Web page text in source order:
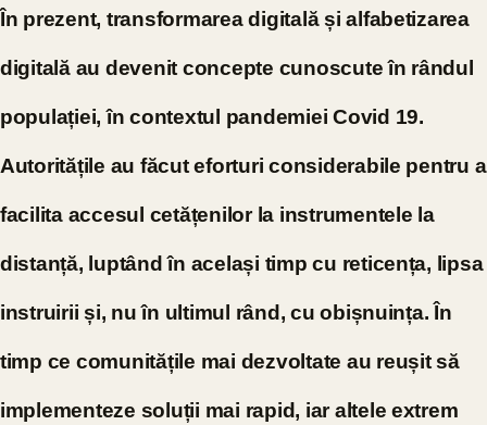
În prezent, transformarea digitală și alfabetizarea
digitală au devenit concepte cunoscute în rândul
populației, în contextul pandemiei Covid 19.
Autoritățile au făcut eforturi considerabile pentru a
facilita accesul cetățenilor la instrumentele la
distanță, luptând în același timp cu reticența, lipsa
instruirii și, nu în ultimul rând, cu obișnuința. În
timp ce comunitățile mai dezvoltate au reușit să
implementeze soluții mai rapid, iar altele extrem